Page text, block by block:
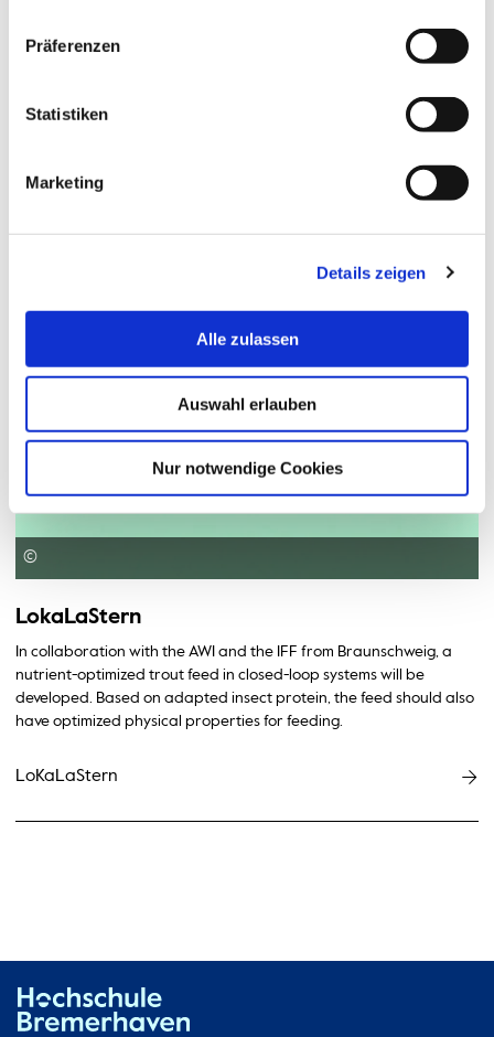
Präferenzen
Statistiken
Marketing
Details zeigen
Alle zulassen
Auswahl erlauben
Nur notwendige Cookies
©
LokaLaStern
In collaboration with the AWI and the IFF from Braunschweig, a
nutrient-optimized trout feed in closed-loop systems will be
developed. Based on adapted insect protein, the feed should also
have optimized physical properties for feeding.
LoKaLaStern